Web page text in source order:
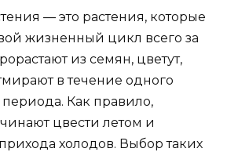
— это растения, которые
жизненный цикл всего за
из семян, цветут,
в течение одного
Как правило,
цвести летом и
холодов. Выбор таких